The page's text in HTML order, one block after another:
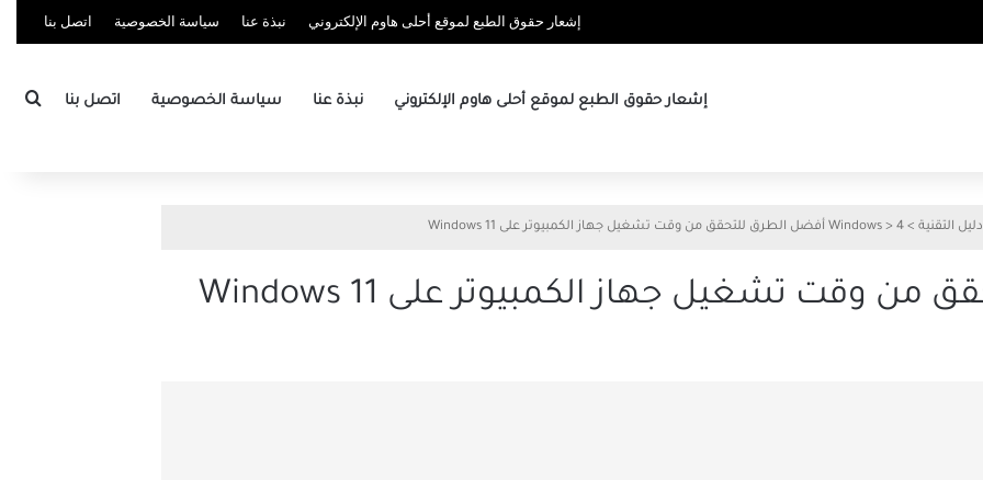
إشعار حقوق الطبع لموقع أحلى هاوم الإلكتروني نبذة عنا سياسة الخصوصية اتصل بنا
إشعار حقوق الطبع لموقع أحلى هاوم الإلكتروني نبذة عنا سياسة الخصوصية اتصل بنا
دليل التقنية >
Windows > 4 أفضل الطرق للتحقق من وقت تشغيل جهاز الكمبيوتر على Windows 11